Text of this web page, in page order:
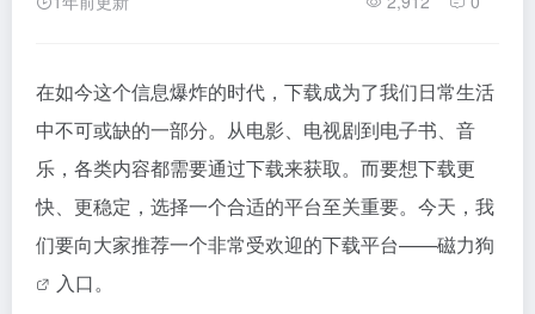
在如今这个信息爆炸的时代，下载成为了我们日常生活
中不可或缺的一部分。从电影、电视剧到电子书、音
乐，各类内容都需要通过下载来获取。而要想下载更
快、更稳定，选择一个合适的平台至关重要。今天，我
们要向大家推荐一个非常受欢迎的下载平台——磁力狗
入口。